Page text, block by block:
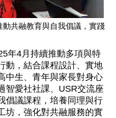
動共融教育與自我倡議，實踐
年4月持續推動多項與特
動，結合課程設計、實地
中生、青年與家長對身心
智愛社社課、USR交流座
倡議課程，培養同理與行
坊，強化對共融服務的實